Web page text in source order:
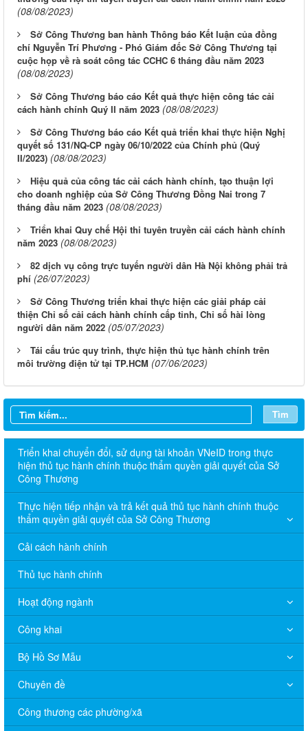
(08/08/2023)
Sở Công Thương ban hành Thông báo Kết luận của đồng
chí Nguyễn Trí Phương - Phó Giám đốc Sở Công Thương tại
cuộc họp về rà soát công tác CCHC 6 tháng đầu năm 2023
(08/08/2023)
Sở Công Thương báo cáo Kết quả thực hiện công tác cải
cách hành chính Quý II năm 2023 (08/08/2023)
Sở Công Thương báo cáo Kết quả triển khai thực hiện Nghị
quyết số 131/NQ-CP ngày 06/10/2022 của Chính phủ (Quý
II/2023) (08/08/2023)
Hiệu quả của công tác cải cách hành chính, tạo thuận lợi
cho doanh nghiệp của Sở Công Thương Đồng Nai trong 7
tháng đầu năm 2023 (08/08/2023)
Triển khai Quy chế Hội thi tuyên truyền cải cách hành chính
năm 2023 (08/08/2023)
82 dịch vụ công trực tuyến người dân Hà Nội không phải trả
phí (26/07/2023)
Sở Công Thương triển khai thực hiện các giải pháp cải
thiện Chỉ số cải cách hành chính cấp tỉnh, Chỉ số hài lòng
người dân năm 2022 (05/07/2023)
Tái cấu trúc quy trình, thực hiện thủ tục hành chính trên
môi trường điện tử tại TP.HCM (07/06/2023)
Tìm
Triển khai chuyển đổi, sử dụng tài khoản VNeID trong thực
hiện thủ tục hành chính thuộc thẩm quyền giải quyết của Sở
Công Thương
Thực hiện tiếp nhận và trả kết quả thủ tục hành chính thuộc
thẩm quyền giải quyết của Sở Công Thương
Cải cách hành chính
Thủ tục hành chính
Hoạt động ngành
Công khai
Bộ Hồ Sơ Mẫu
Chuyên đề
Công thương các phường/xã